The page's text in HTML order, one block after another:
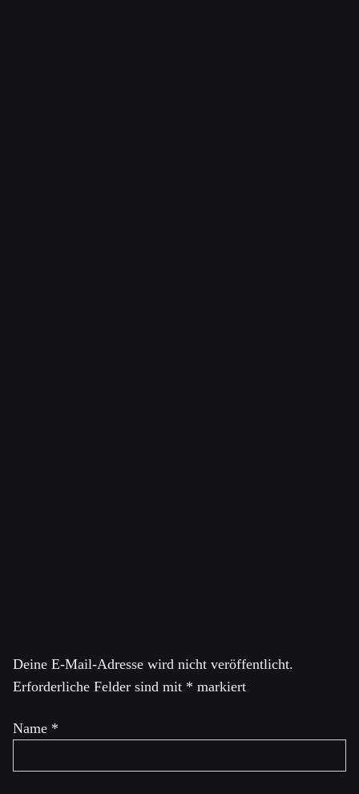
Deine E-Mail-Adresse wird nicht veröffentlicht.
Erforderliche Felder sind mit * markiert
Name *